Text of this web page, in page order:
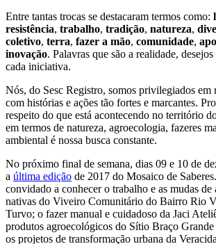
Entre tantas trocas se destacaram termos como:
resistência, trabalho, tradição, natureza,
coletivo, terra, fazer a mão, comunidade,
inovação. Palavras que são a realidade,
cada iniciativa.
Nós, do Sesc Registro, somos privilegiados em
com histórias e ações tão fortes e marcantes.
respeito do que está acontecendo no território
em termos de natureza, agroecologia, fazeres
ambiental é nossa busca constante.
No próximo final de semana, dias 09 e 10 de
a última edição de 2017 do Mosaico de
convidado a conhecer o trabalho e as mudas
nativas do Viveiro Comunitário do Bairro Rio
Turvo; o fazer manual e cuidadoso da Jaci
produtos agroecológicos do Sítio Braço
os projetos de transformação urbana da